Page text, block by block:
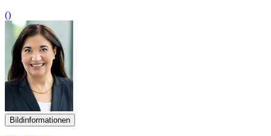
()
Bildinformationen